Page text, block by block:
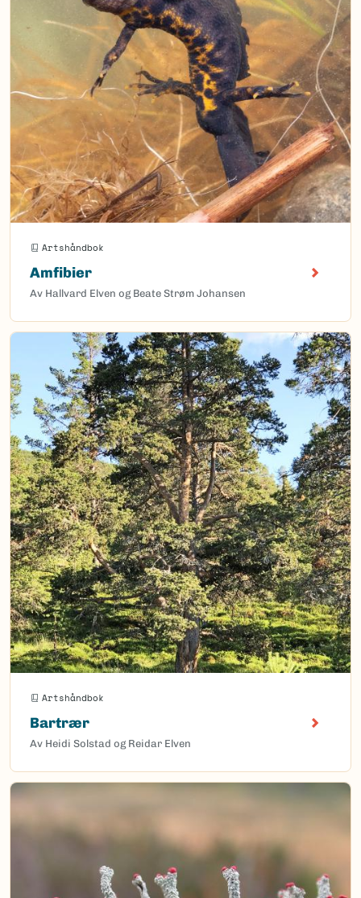
Artshåndbok
Amfibier
Av Hallvard Elven og Beate Strøm Johansen
Artshåndbok
Bartrær
Av Heidi Solstad og Reidar Elven